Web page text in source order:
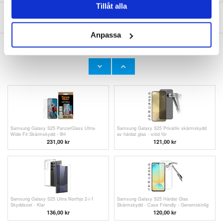
Tillåt alla
Anpassa
ANDRA KUNDER HAR OCKSÅ KÖPT
Samsung Galaxy S25 Tech-Protect FlexAir
Samsung Galaxy S25 Northjo
Samsung Galaxy S25 PanzerGlass Ultra-
Wide Fit Skärmskydd - 9H
231,00 kr
Samsung Galaxy S25 Privatliv skärmskydd
av härdat glas - stöd för
fingeravtrycksupplåsning - Svart kant
121,00 kr
Samsung Galaxy S25 Ultra Northjo 2-i-1
Skyddsset - Klar
136,00 kr
Samsung Galaxy S25 Härdat Glas
Skärmskydd - Case Friendly - Genomskinlig
120,00 kr